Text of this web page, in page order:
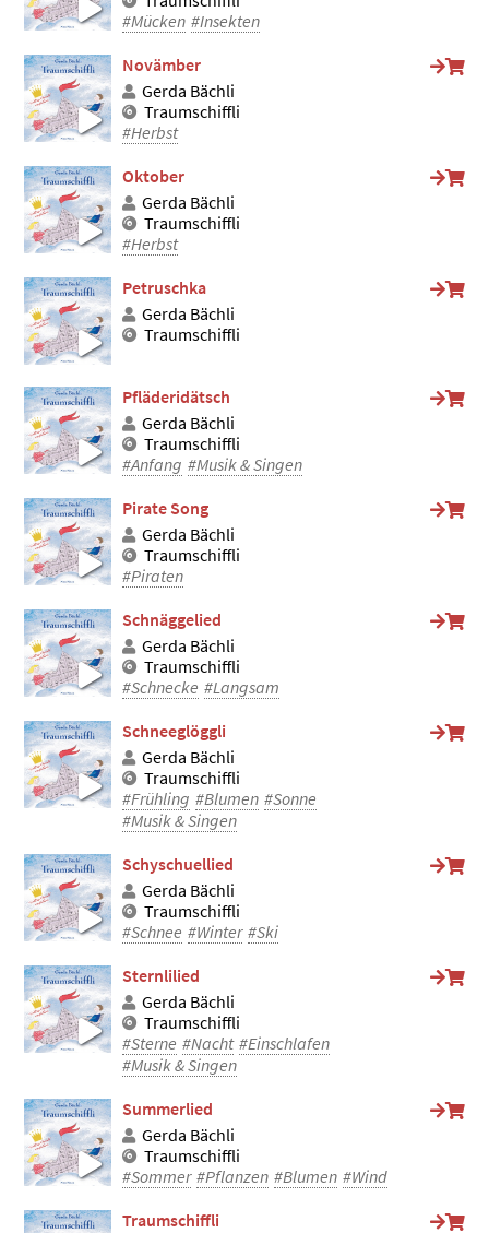
#Mücken #Insekten
Novämber
Gerda Bächli
Traumschiffli
#Herbst
Oktober
Gerda Bächli
Traumschiffli
#Herbst
Petruschka
Gerda Bächli
Traumschiffli
Pfläderidätsch
Gerda Bächli
Traumschiffli
#Anfang #Musik & Singen
Pirate Song
Gerda Bächli
Traumschiffli
#Piraten
Schnäggelied
Gerda Bächli
Traumschiffli
#Schnecke #Langsam
Schneeglöggli
Gerda Bächli
Traumschiffli
#Frühling #Blumen #Sonne
#Musik & Singen
Schyschuellied
Gerda Bächli
Traumschiffli
#Schnee #Winter #Ski
Sternlilied
Gerda Bächli
Traumschiffli
#Sterne #Nacht #Einschlafen
#Musik & Singen
Summerlied
Gerda Bächli
Traumschiffli
#Sommer #Pflanzen #Blumen #Wind
Traumschiffli